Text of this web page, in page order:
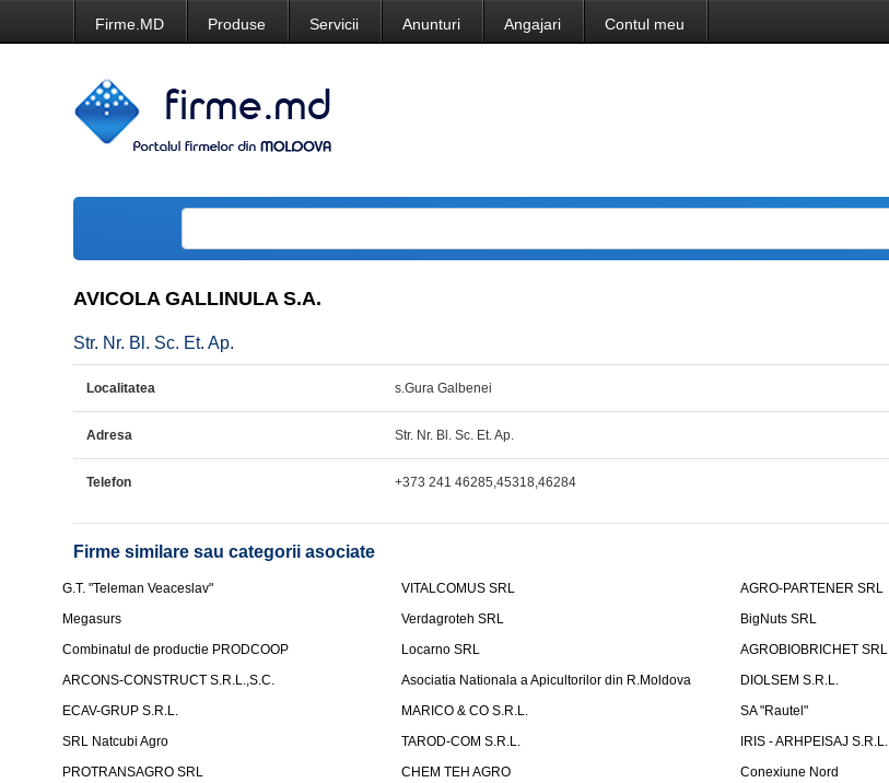
Firme.MD Produse Servicii Anunturi Angajari Contul meu
AVICOLA GALLINULA S.A.
Str. Nr. Bl. Sc. Et. Ap.
Localitatea s.Gura Galbenei
Adresa Str. Nr. Bl. Sc. Et. Ap.
Telefon +373 241 46285,45318,46284
Firme similare sau categorii asociate
G.T. "Teleman Veaceslav" VITALCOMUS SRL
AGRO-PARTENER SRL
Megasurs
Verdagroteh SRL
BigNuts SRL
Combinatul de productie PRODCOOP
Locarno SRL
AGROBIOBRICHET SRL
ARCONS-CONSTRUCT S.R.L.,S.C.
Asociatia Nationala a Apicultorilor din R.Moldova
DIOLSEM S.R.L.
ECAV-GRUP S.R.L.
MARICO & CO S.R.L.
SA "Rautel"
SRL Natcubi Agro
TAROD-COM S.R.L.
IRIS - ARHPEISAJ S.R.L.
PROTRANSAGRO SRL
CHEM TEH AGRO
Conexiune Nord